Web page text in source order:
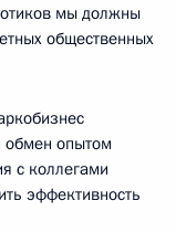
мы должны
общественных
обмен опытом
с коллегами
эффективность